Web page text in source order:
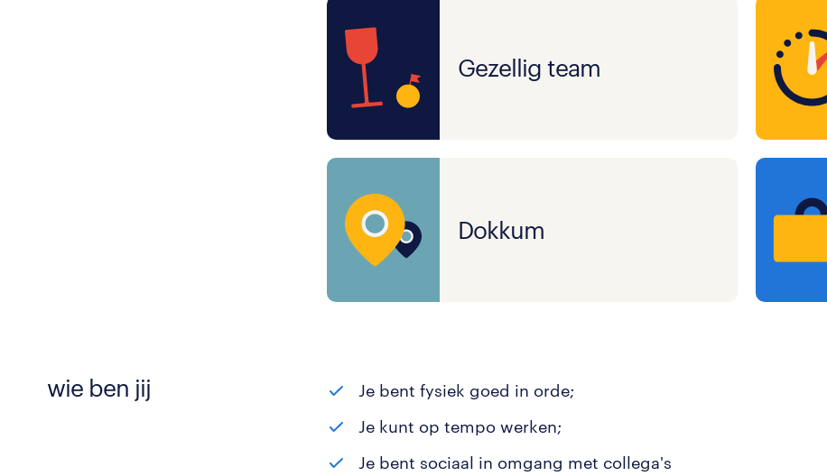
Gezellig team
Dokkum
wie ben jij
Je bent fysiek goed in orde;
Je kunt op tempo werken;
Je bent sociaal in omgang met collega's